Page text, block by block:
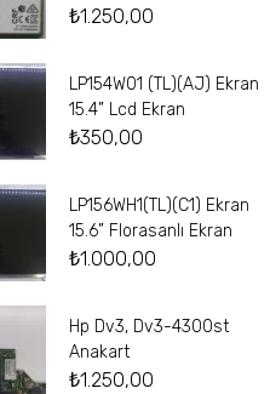
₺1.250,00
LP154W01 (TL)(AJ) Ekran
15.4” Lcd Ekran
₺350,00
LP156WH1(TL)(C1) Ekran
15.6” Florasanlı Ekran
₺1.000,00
Hp Dv3, Dv3-4300st
Anakart
₺1.250,00